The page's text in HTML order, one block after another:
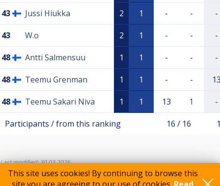
This site uses cookies! By continuing to browse this
43 Jussi Hiukka 2 1 - - -
43 W.o 2 1 - - -
48 Antti Salmensuu 1 1 - - -
48 Teemu Grenman 1 1 - -
48 Teemu Sakari Niva 1 1 13 1 -
Participants / from this ranking 16 / 16
Last modified: 30.03.2026